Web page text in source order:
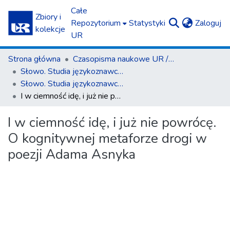
Zbiory i
kolekcje
Całe
Repozytorium
UR
Statystyki Zaloguj
Strona główna
Czasopisma naukowe UR / Scientific Journals
Słowo. Studia językoznawcze
Słowo. Studia językoznawcze nr 8/2017
I w ciemność idę, i już nie powrócę. O kognitywnej metaforze drogi w poezji Adama Asnyka
I w ciemność idę, i już nie powrócę.
O kognitywnej metaforze drogi w
poezji Adama Asnyka